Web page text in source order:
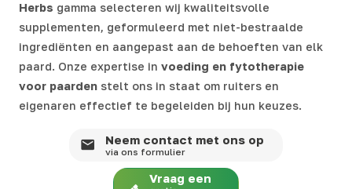
Herbs gamma selecteren wij kwaliteitsvolle
supplementen, geformuleerd met niet-bestraalde
ingrediënten en aangepast aan de behoeften van elk
paard. Onze expertise in voeding en fytotherapie
voor paarden stelt ons in staat om ruiters en
eigenaren effectief te begeleiden bij hun keuzes.
Neem contact met ons op
via ons formulier
Vraag een